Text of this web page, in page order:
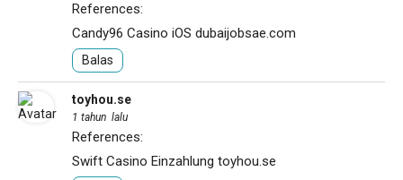
References:
Candy96 Casino iOS dubaijobsae.com
Balas
toyhou.se
1 tahun lalu
References:
Swift Casino Einzahlung toyhou.se